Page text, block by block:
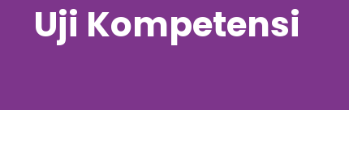
Uji Kompetensi